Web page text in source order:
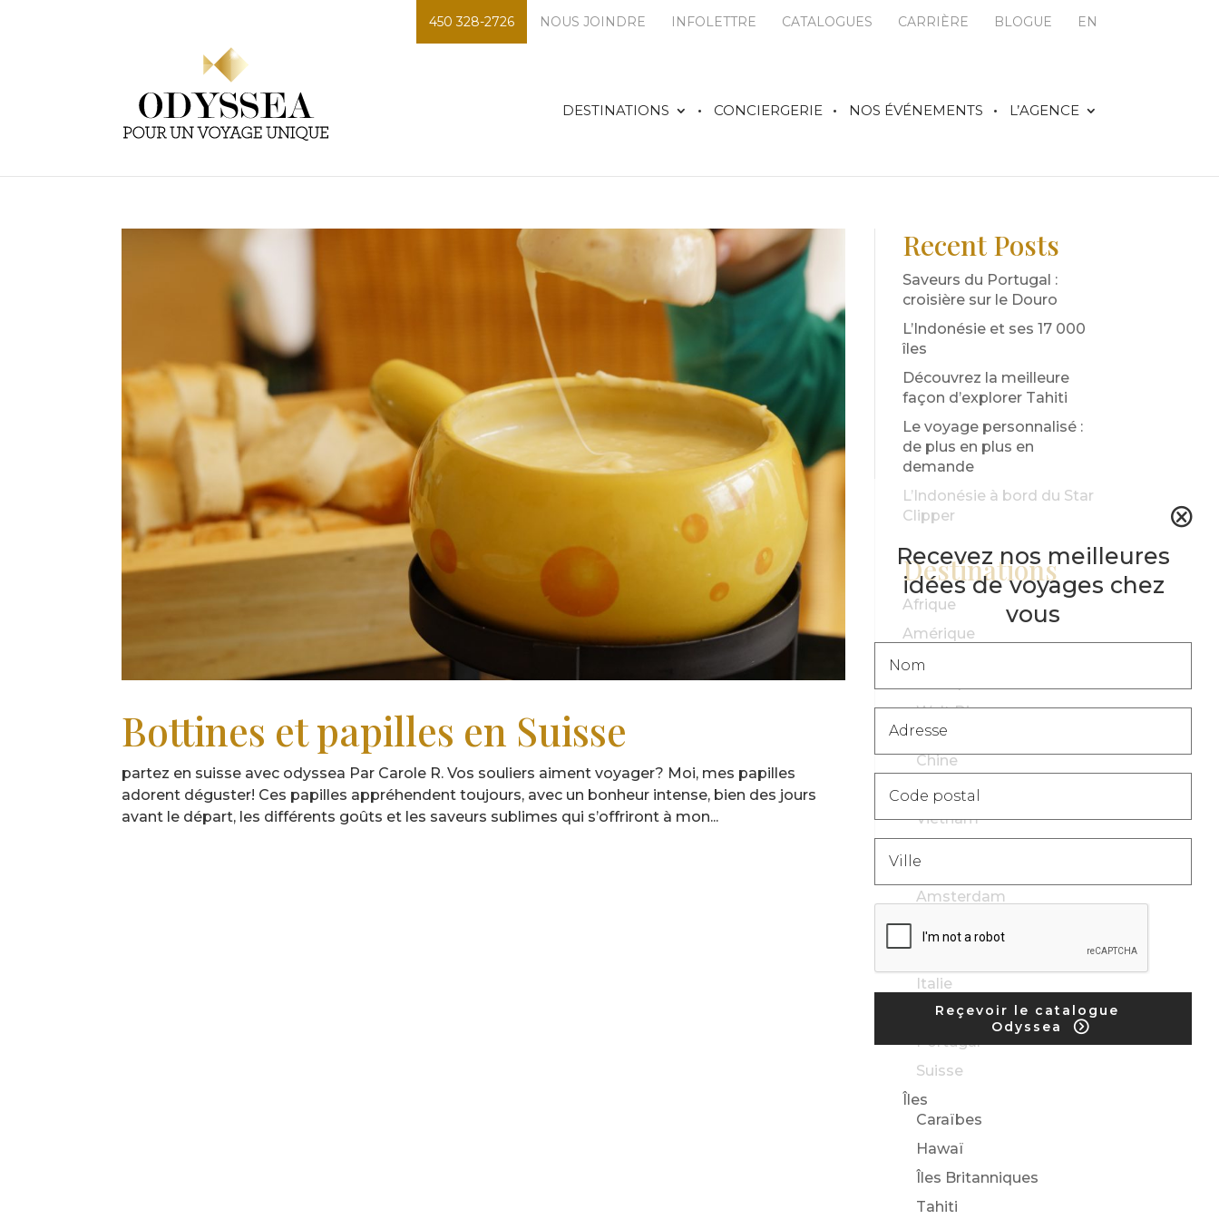
Recevez nos meilleures
idées de voyages chez
vous
Catalogue
Reçevoir le catalogue
Odyssea
450 328-2726 NOUS JOINDRE INFOLETTRE CATALOGUES CARRIÈRE BLOGUE EN
DESTINATIONS CONCIERGERIE NOS ÉVÉNEMENTS L’AGENCE
Bottines et papilles en Suisse
partez en suisse avec odyssea Par Carole R. Vos souliers aiment voyager? Moi, mes papilles
adorent déguster! Ces papilles appréhendent toujours, avec un bonheur intense, bien des jours
avant le départ, les différents goûts et les saveurs sublimes qui s’offriront à mon...
Recent Posts
Saveurs du Portugal :
croisière sur le Douro
L’Indonésie et ses 17 000
îles
Découvrez la meilleure
façon d’explorer Tahiti
Le voyage personnalisé :
de plus en plus en
demande
L’Indonésie à bord du Star
Clipper
Destinations
Afrique
Amérique
Walt Disney
Asie
Chine
Indonésie
Vietnam
Amsterdam
Italie
Méditerranée
Portugal
Suisse
Îles
Caraïbes
Hawaï
Îles Britanniques
Tahiti